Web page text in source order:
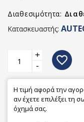
Διαθεσιμότητα:
Κατασκευαστής:
+
-
favorite_border
Η τιμή αφορά την
αν έχετε επιλέξει τη
όχημά σας.